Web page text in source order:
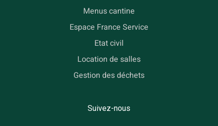
Menus cantine
Espace France Service
Etat civil
Location de salles
Gestion des déchets
Suivez-nous